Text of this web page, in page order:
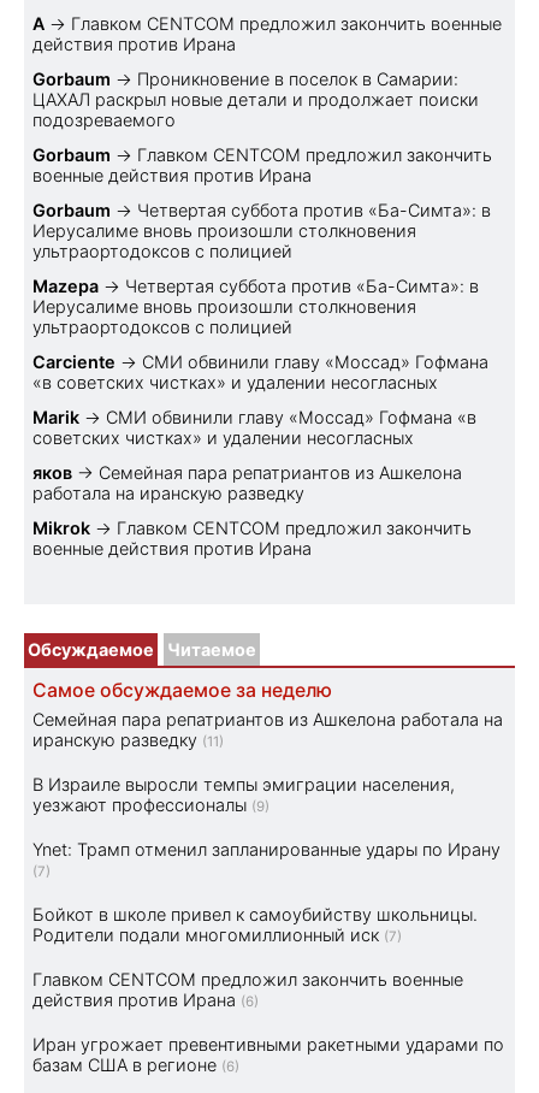
A → Главком CENTCOM предложил закончить военные
действия против Ирана
Gorbaum → Проникновение в поселок в Самарии:
ЦАХАЛ раскрыл новые детали и продолжает поиски
подозреваемого
Gorbaum → Главком CENTCOM предложил закончить
военные действия против Ирана
Gorbaum → Четвертая суббота против «Ба-Симта»: в
Иерусалиме вновь произошли столкновения
ультраортодоксов с полицией
Mazepa → Четвертая суббота против «Ба-Симта»: в
Иерусалиме вновь произошли столкновения
ультраортодоксов с полицией
Carciente → СМИ обвинили главу «Моссад» Гофмана
«в советских чистках» и удалении несогласных
Marik → СМИ обвинили главу «Моссад» Гофмана «в
советских чистках» и удалении несогласных
яков → Семейная пара репатриантов из Ашкелона
работала на иранскую разведку
Mikrok → Главком CENTCOM предложил закончить
военные действия против Ирана
Обсуждаемое Читаемое
Самое обсуждаемое за неделю
Семейная пара репатриантов из Ашкелона работала на
иранскую разведку (11)
В Израиле выросли темпы эмиграции населения,
уезжают профессионалы (9)
Ynet: Трамп отменил запланированные удары по Ирану
(7)
Бойкот в школе привел к самоубийству школьницы.
Родители подали многомиллионный иск (7)
Главком CENTCOM предложил закончить военные
действия против Ирана (6)
Иран угрожает превентивными ракетными ударами по
базам США в регионе (6)